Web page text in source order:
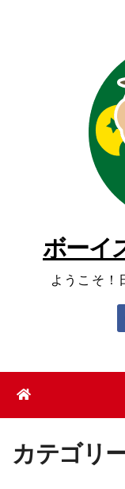
ボーイ
ようこそ！
カテゴリ